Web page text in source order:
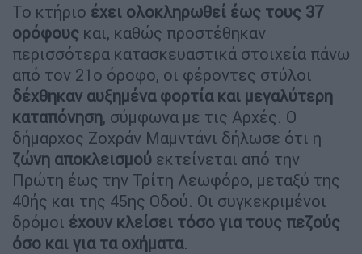
Το κτήριο έχει ολοκληρωθεί έως τους 37
ορόφους και, καθώς προστέθηκαν
περισσότερα κατασκευαστικά στοιχεία πάνω
από τον 21ο όροφο, οι φέροντες στύλοι
δέχθηκαν αυξημένα φορτία και μεγαλύτερη
καταπόνηση, σύμφωνα με τις Αρχές. Ο
δήμαρχος Ζοχράν Μαμντάνι δήλωσε ότι η
ζώνη αποκλεισμού εκτείνεται από την
Πρώτη έως την Τρίτη Λεωφόρο, μεταξύ της
40ής και της 45ης Οδού. Οι συγκεκριμένοι
δρόμοι έχουν κλείσει τόσο για τους πεζούς
όσο και για τα οχήματα.